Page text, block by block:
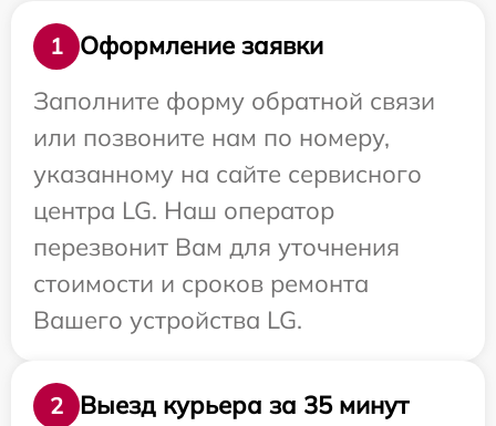
1
Оформление заявки
Заполните форму обратной связи
или позвоните нам по номеру,
указанному на сайте сервисного
центра LG. Наш оператор
перезвонит Вам для уточнения
стоимости и сроков ремонта
Вашего устройства LG.
2
Выезд курьера за 35 минут